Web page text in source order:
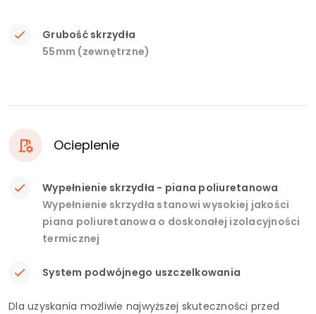
Grubość skrzydła
55mm (zewnętrzne)
Ocieplenie
Wypełnienie skrzydła - piana poliuretanowa
Wypełnienie skrzydła stanowi wysokiej jakości
piana poliuretanowa o doskonałej izolacyjności
termicznej
System podwójnego uszczelkowania
Dla uzyskania możliwie najwyższej skuteczności przed